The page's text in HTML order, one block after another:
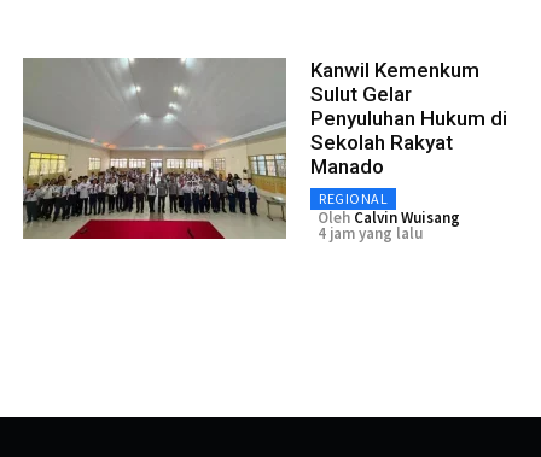
Kanwil Kemenkum
Sulut Gelar
Penyuluhan Hukum di
Sekolah Rakyat
Manado
REGIONAL
Oleh Calvin Wuisang
4 jam yang lalu